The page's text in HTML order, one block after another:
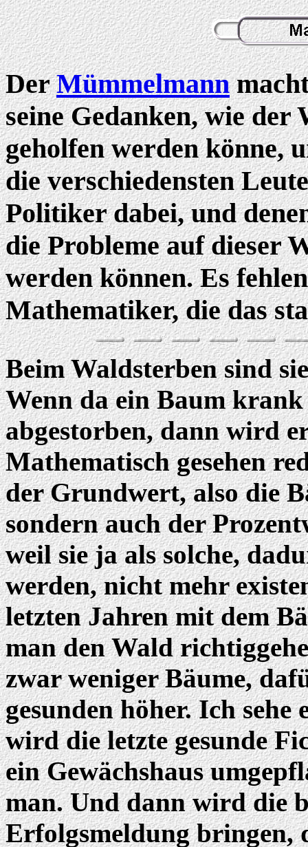
DerMümmelmann
seine Gedanken, wie
geholfen werden könne,
die verschiedensten
Politiker dabei, und
die Probleme auf dieser
werden können. Es
Mathematiker, die das
Beim Waldsterben sind
Wenn da ein Baum
abgestorben, dann wird
Mathematisch gesehen
der Grundwert, also die
sondern auch der
weil sie ja als solche,
werden, nicht mehr
letzten Jahren mit dem
man den Wald
zwar weniger Bäume,
gesunden höher. Ich
wird die letzte gesunde
ein Gewächshaus
man. Und dann wird die
Erfolgsmeldung bringen,